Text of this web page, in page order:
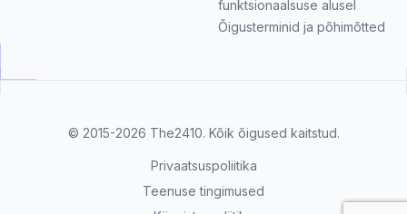
funktsionaalsuse alusel
Õigusterminid ja põhimõtted
© 2015-2026 The2410. Kõik õigused kaitstud.
Privaatsuspoliitika
Teenuse tingimused